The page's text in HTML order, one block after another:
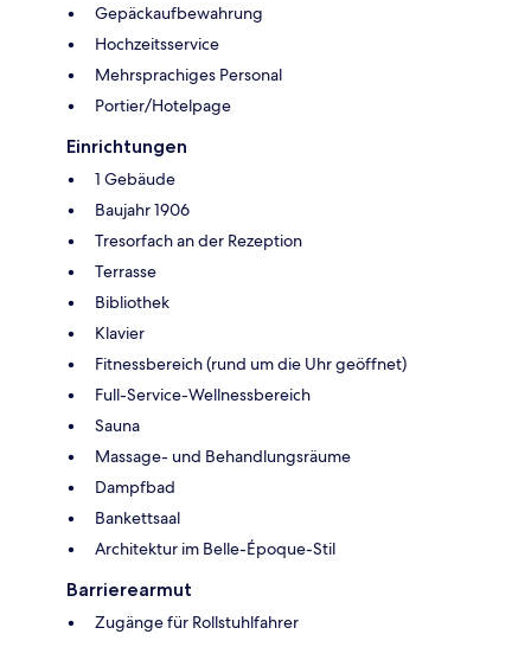
Gepäckaufbewahrung
Hochzeitsservice
Mehrsprachiges Personal
Portier/Hotelpage
Einrichtungen
1 Gebäude
Baujahr 1906
Tresorfach an der Rezeption
Terrasse
Bibliothek
Klavier
Fitnessbereich (rund um die Uhr geöffnet)
Full-Service-Wellnessbereich
Sauna
Massage- und Behandlungsräume
Dampfbad
Bankettsaal
Architektur im Belle-Époque-Stil
Barrierearmut
Zugänge für Rollstuhlfahrer